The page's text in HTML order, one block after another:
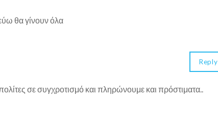
θα γίνουν όλα
σε συγχροτισμό και πληρώνουμε και πρόστιματα..
Reply